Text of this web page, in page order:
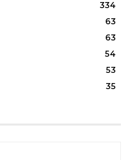
334
63
63
54
53
35